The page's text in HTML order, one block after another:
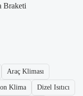
Braketi
Araç Kliması
Klima Dizel Isıtıcı